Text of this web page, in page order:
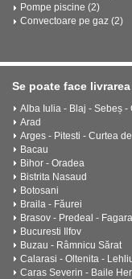
Pompe piscine (2)
Convectoare pe gaz (2)
Se poate face
Alba Iulia - Blaj - Sebeș -
Arad
Arges - Pitesti - Curtea
Bacau
Bihor - Oradea
Bistrita Nasaud
Botosani
Braila - Făurei
Brasov - Predeal -
Bucuresti Ilfov
Buzau - Râmnicu Sărat
Calarasi - Oltenita -
Caras Severin - Baile